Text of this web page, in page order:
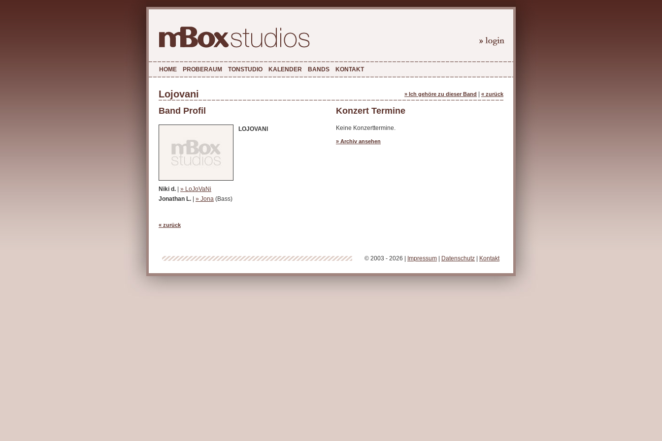
HOME PROBERAUM TONSTUDIO KALENDER BANDS KONTAKT
Lojovani » Ich gehöre zu dieser Band « zurück
Band Profil
LOJOVANI
Niki d.
» LoJoVaNi
Jonathan L.
» Jona (Bass)
« zurück
Konzert Termine
Keine Konzerttermine.
» Archiv ansehen
© 2003 - 2026 | Impressum Datenschutz Kontakt